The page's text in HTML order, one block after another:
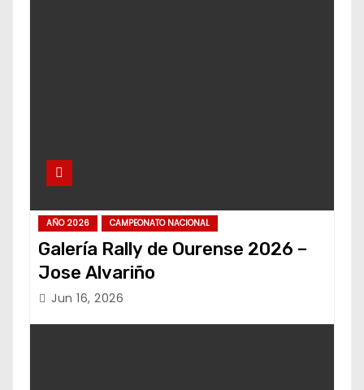
AÑO 2026 CAMPEONATO NACIONAL
Galería Rally de Ourense 2026 –
Jose Alvariño
Jun 16, 2026